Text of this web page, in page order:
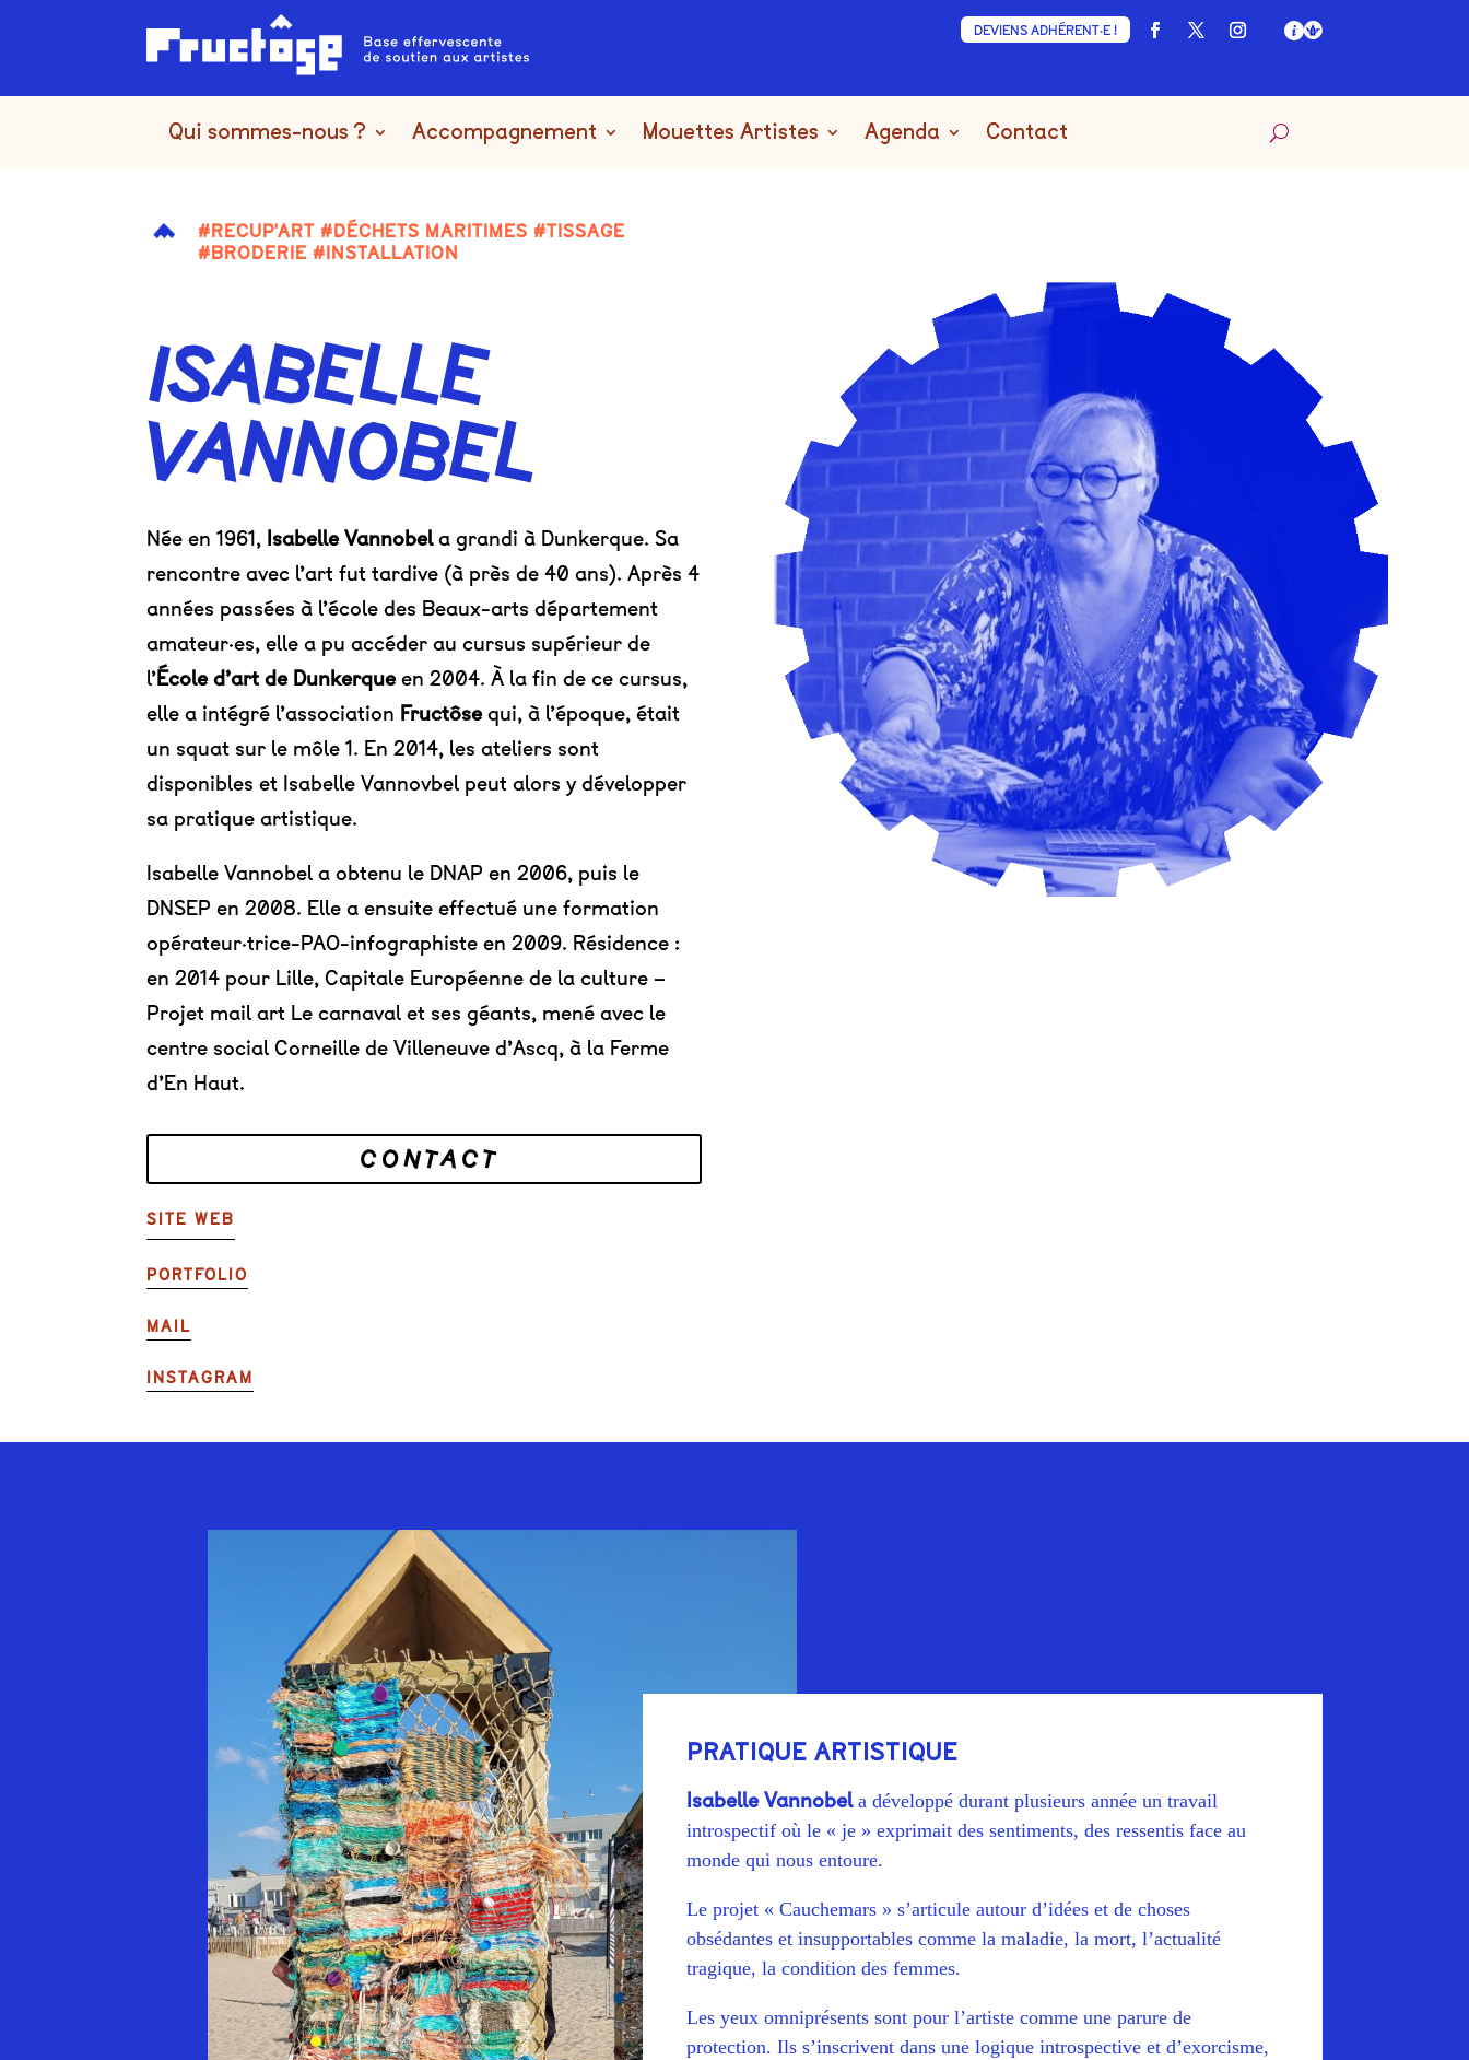
DEVIENS ADHÉRENT·E !
Qui sommes-nous ? Accompagnement Mouettes Artistes Agenda Contact
#RECUP'ART #DÉCHETS MARITIMES #TISSAGE
#BRODERIE #INSTALLATION
ISABELLE
VANNOBEL
Née en 1961, Isabelle Vannobela grandi à Dunkerque. Sa
rencontre avec l’art fut tardive (à près de 40 ans). Après 4
années passées à l’école des Beaux-arts département
amateur·es, elle a pu accéder au cursus supérieur de
l’École d’art de Dunkerqueen 2004. À la fin de ce cursus,
elle a intégré l’association Fructôsequi, à l’époque, était
un squat sur le môle 1. En 2014, les ateliers sont
disponibles et Isabelle Vannovbel peut alors y développer
sa pratique artistique.
Isabelle Vannobel a obtenu le DNAP en 2006, puis le
DNSEP en 2008. Elle a ensuite effectué une formation
opérateur·trice-PAO-infographiste en 2009. Résidence :
en 2014 pour Lille, Capitale Européenne de la culture –
Projet mail art Le carnaval et ses géants, mené avec le
centre social Corneille de Villeneuve d’Ascq, à la Ferme
d’En Haut.
CONTACT
SITE WEB
PORTFOLIO
MAIL
INSTAGRAM
PRATIQUE ARTISTIQUE
Isabelle Vannobela développé durant plusieurs année un travail
introspectif où le « je » exprimait des sentiments, des ressentis face au
monde qui nous entoure.
Le projet « Cauchemars » s’articule autour d’idées et de choses
obsédantes et insupportables comme la maladie, la mort, l’actualité
tragique, la condition des femmes.
Les yeux omniprésents sont pour l’artiste comme une parure de
protection. Ils s’inscrivent dans une logique introspective et d’exorcisme,